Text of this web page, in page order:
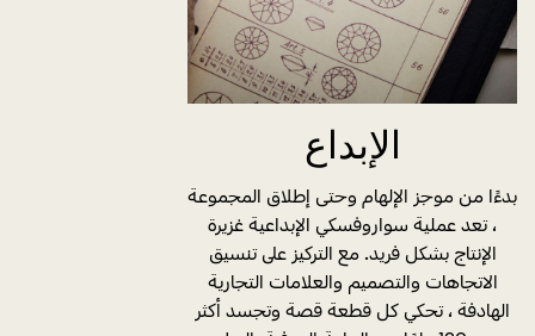
الإبداع
بدءًا من موجز الإلهام وحتى إطلاق المجموعة
، تعد عملية سواروفسكي الإبداعية غزيرة
الإنتاج بشكل فريد. مع التركيز على تنسيق
الاتجاهات والتصميم والعلامات التجارية
الهادفة ، تحكي كل قطعة قصة وتجسد أكثر